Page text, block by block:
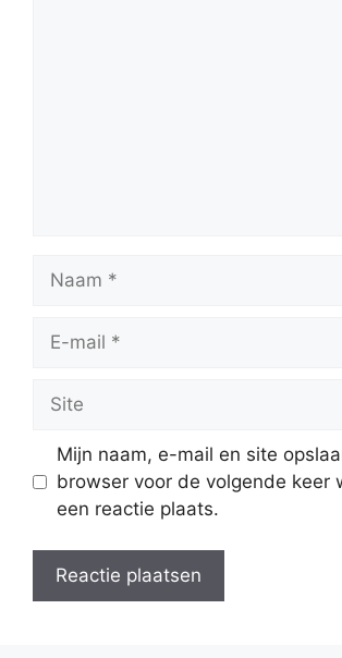
mail
Mijn naam, e-mail en site
browser voor de volgende keer
een reactie plaats.